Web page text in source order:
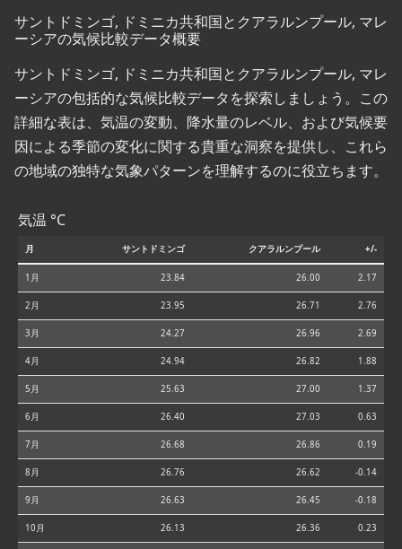
サントドミンゴ, ドミニカ共和国とクアラルンプール, マレ
ーシアの気候比較データ概要
サントドミンゴ, ドミニカ共和国とクアラルンプール, マレ
ーシアの包括的な気候比較データを探索しましょう。この
詳細な表は、気温の変動、降水量のレベル、および気候要
因による季節の変化に関する貴重な洞察を提供し、これら
の地域の独特な気象パターンを理解するのに役立ちます。
気温 °C
月 サントドミンゴ クアラルンプール +/-
1月 23.84 26.00 2.17
2月 23.95 26.71 2.76
3月 24.27 26.96 2.69
4月 24.94 26.82 1.88
5月 25.63 27.00 1.37
6月 26.40 27.03 0.63
7月 26.68 26.86 0.19
8月 26.76 26.62 -0.14
9月 26.63 26.45 -0.18
10月 26.13 26.36 0.23